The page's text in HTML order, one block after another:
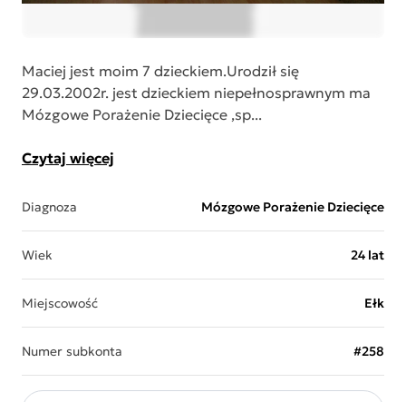
Maciej jest moim 7 dzieckiem.Urodził się
29.03.2002r. jest dzieckiem niepełnosprawnym ma
Mózgowe Porażenie Dziecięce ,sp...
Czytaj więcej
Diagnoza Mózgowe Porażenie Dziecięce
Wiek 24 lat
Miejscowość Ełk
Numer subkonta #258